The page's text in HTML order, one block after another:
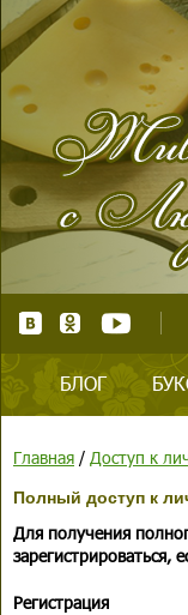
БЛОГ
Главная / Доступ к
Полный доступ к
Для получения
зарегистрироваться,
Регистрация